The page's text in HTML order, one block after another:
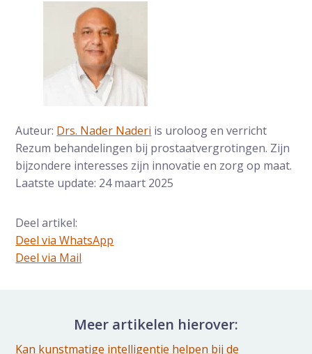
Auteur: Drs. Nader Naderi is uroloog en verricht
Rezum behandelingen bij prostaatvergrotingen. Zijn
bijzondere interesses zijn innovatie en zorg op maat.
Laatste update: 24 maart 2025
Deel artikel:
Deel via WhatsApp
Deel dit via Whatsapp
Deel via Mail
Meer artikelen hierover:
Kan kunstmatige intelligentie helpen bij de